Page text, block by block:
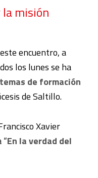
misión
encuentro, a
los lunes se ha
temas de formación
de Saltillo.
Xavier
En la verdad del